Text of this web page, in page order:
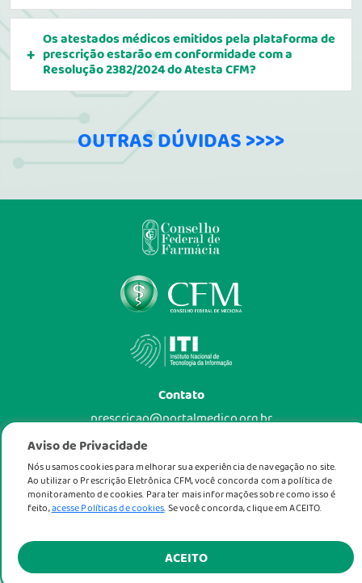
Os atestados médicos emitidos pela plataforma de
prescrição estarão em conformidade com a
Resolução 2382/2024 do Atesta CFM?
OUTRAS DÚVIDAS >>>>
Aviso de Privacidade
Nós usamos cookies para melhorar sua experiência de navegação no site.
Ao utilizar o Prescrição Eletrônica CFM, você concorda com a política de
monitoramento de cookies. Para ter mais informações sobre como isso é
feito,acesse Políticas de cookies. Se você concorda, clique em ACEITO.
ACEITO
Contato
prescricao@portalmedico.org.br
Redes Sociais do CFM